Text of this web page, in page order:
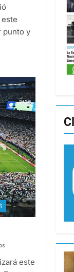
punto y
este